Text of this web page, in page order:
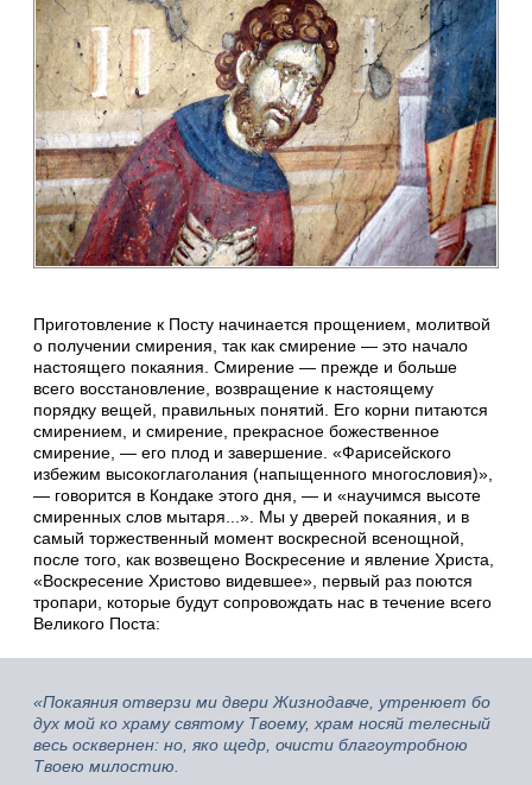
Приготовление к Посту начинается прощением, молитвой
о получении смирения, так как смирение — это начало
настоящего покаяния. Смирение — прежде и больше
всего восстановление, возвращение к настоящему
порядку вещей, правильных понятий. Его корни питаются
смирением, и смирение, прекрасное божественное
смирение, — его плод и завершение. «Фарисейского
избежим высокоглаголания (напыщенного многословия)»,
— говорится в Кондаке этого дня, — и «научимся высоте
смиренных слов мытаря...». Мы у дверей покаяния, и в
самый торжественный момент воскресной всенощной,
после того, как возвещено Воскресение и явление Христа,
«Воскресение Христово видевшее», первый раз поются
тропари, которые будут сопровождать нас в течение всего
Великого Поста:
«Покаяния отверзи ми двери Жизнодавче, утренюет бо
дух мой ко храму святому Твоему, храм носяй телесный
весь осквернен: но, яко щедр, очисти благоутробною
Твоею милостию.